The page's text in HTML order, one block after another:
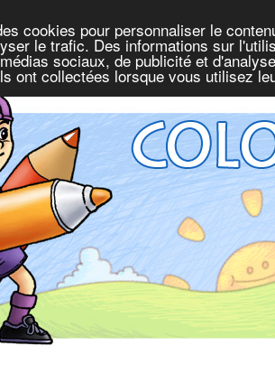
cookies pour personnaliser le
le trafic. Des informations sur
sociaux, de publicité et
ont collectées lorsque vous utilisez